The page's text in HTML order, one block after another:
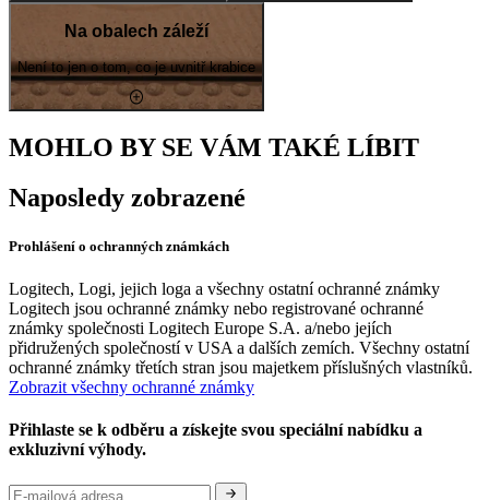
Na obalech záleží
Není to jen o tom, co je uvnitř krabice
MOHLO BY SE VÁM TAKÉ LÍBIT
Naposledy zobrazené
Prohlášení o ochranných známkách
Logitech, Logi, jejich loga a všechny ostatní ochranné známky
Logitech jsou ochranné známky nebo registrované ochranné
známky společnosti Logitech Europe S.A. a/nebo jejích
přidružených společností v USA a dalších zemích. Všechny ostatní
ochranné známky třetích stran jsou majetkem příslušných vlastníků.
Zobrazit všechny ochranné známky
Přihlaste se k odběru a získejte svou speciální nabídku a
exkluzivní výhody.